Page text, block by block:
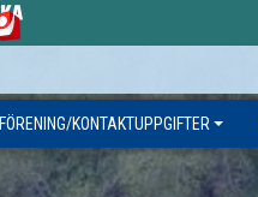
FÖRENING/KONTAKTUPPGIFTER